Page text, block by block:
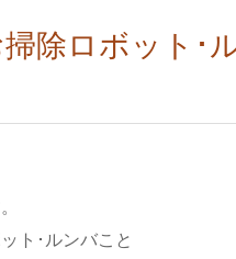
除ロボット･
ト･ルンバこと